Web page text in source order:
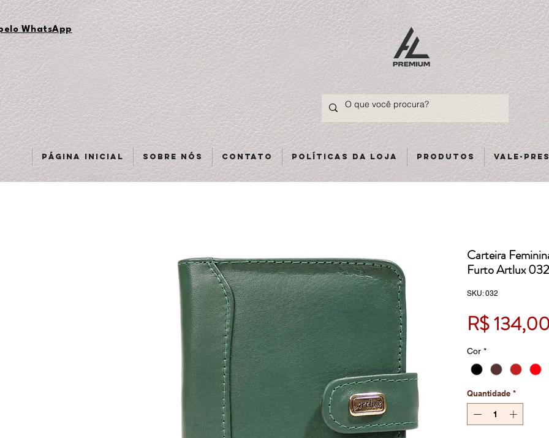
WhatsApp
Página inicial Sobre nós Contato Políticas da loja Produtos Vale-
Carteira
Furto Artlux 032
SKU: 032
R$
Cor *
Quantidade *